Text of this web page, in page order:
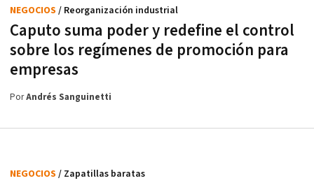
Caputo suma poder y redefine el control
sobre los regímenes de promoción para
empresas
NEGOCIOS / Reorganización industrial
PorAndrés Sanguinetti
NEGOCIOS / Zapatillas baratas